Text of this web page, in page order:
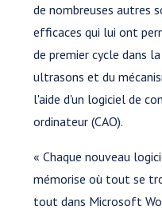
de nombreuses autres
efficaces qui lui ont
de premier cycle dans
ultrasons et du
l'aide d'un logiciel de
ordinateur (CAO).
« Chaque nouveau
mémorise où tout se
tout dans Microsoft